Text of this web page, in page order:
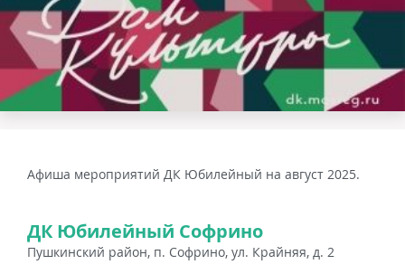
Афиша мероприятий ДК Юбилейный на август 2025.
ДК Юбилейный Софрино
Пушкинский район, п. Софрино, ул. Крайняя, д. 2